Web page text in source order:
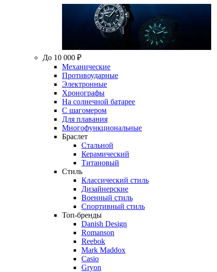
До 10 000 ₽
Механические
Противоударные
Электронные
Хронографы
На солнечной батарее
С шагомером
Для плавания
Многофункциональные
Браслет
Стальной
Керамический
Титановый
Стиль
Классический стиль
Дизайнерские
Военный стиль
Спортивный стиль
Топ-бренды
Danish Design
Romanson
Reebok
Mark Maddox
Casio
Gryon